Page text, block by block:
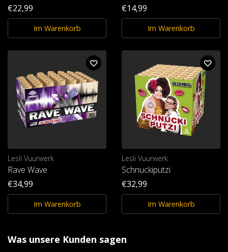
€22,99
Im Warenkorb
€14,99
Im Warenkorb
Lesli Vuurwerk
Rave Wave
€34,99
Im Warenkorb
Lesli Vuurwerk
Schnuckiputzi
€32,99
Im Warenkorb
Was unsere Kunden sagen